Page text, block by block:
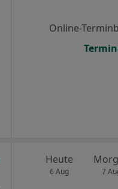
Online-
Heute
6 Aug 7